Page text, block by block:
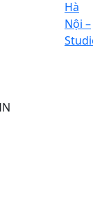
Hà
Nội –